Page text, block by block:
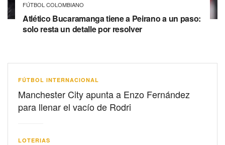
FÚTBOL COLOMBIANO
Atlético Bucaramanga tiene a Peirano a un paso:
solo resta un detalle por resolver
FÚTBOL INTERNACIONAL
Manchester City apunta a Enzo Fernández
para llenar el vacío de Rodri
LOTERIAS